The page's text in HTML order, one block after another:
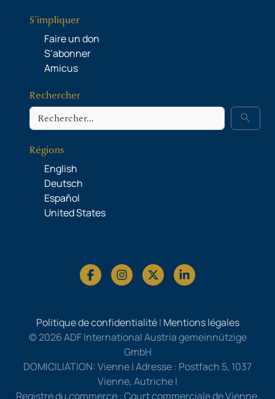
S’impliquer
Faire un don
S’abonner
Amicus
Rechercher
Rechercher search
Régions
English
Deutsch
Español
United States
Politique de confidentialité| Mentions légales
© 2026 ADF International Austria gemeinnützige
GmbH
DOMICILIATION: Vienne | Adresse : Postfach 5, 1037
Vienne, Autriche |
Registre du commerce : Court commerciale de Vienne,